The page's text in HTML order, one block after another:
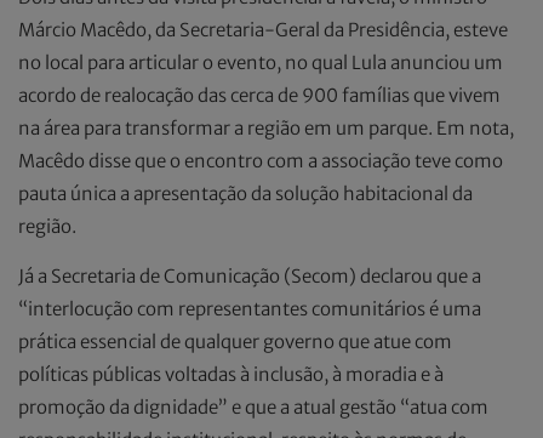
Márcio Macêdo, da Secretaria-Geral da Presidência, esteve
no local para articular o evento, no qual Lula anunciou um
acordo de realocação das cerca de 900 famílias que vivem
na área para transformar a região em um parque. Em nota,
Macêdo disse que o encontro com a associação teve como
pauta única a apresentação da solução habitacional da
região.
Já a Secretaria de Comunicação (Secom) declarou que a
“interlocução com representantes comunitários é uma
prática essencial de qualquer governo que atue com
políticas públicas voltadas à inclusão, à moradia e à
promoção da dignidade” e que a atual gestão “atua com